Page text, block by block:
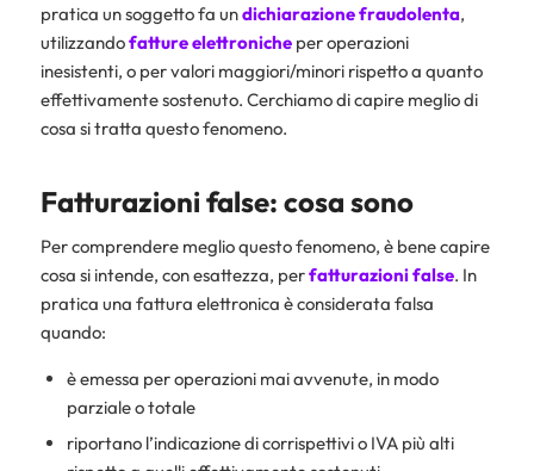
pratica un soggetto fa undichiarazione fraudolenta,
utilizzandofatture elettroniche per operazioni
inesistenti, o per valori maggiori/minori rispetto a quanto
effettivamente sostenuto. Cerchiamo di capire meglio di
cosa si tratta questo fenomeno.
Fatturazioni false: cosa sono
Per comprendere meglio questo fenomeno, è bene capire
cosa si intende, con esattezza, perfatturazioni false. In
pratica una fattura elettronica è considerata falsa
quando:
è emessa per operazioni mai avvenute, in modo
parziale o totale
riportano l’indicazione di corrispettivi o IVA più alti